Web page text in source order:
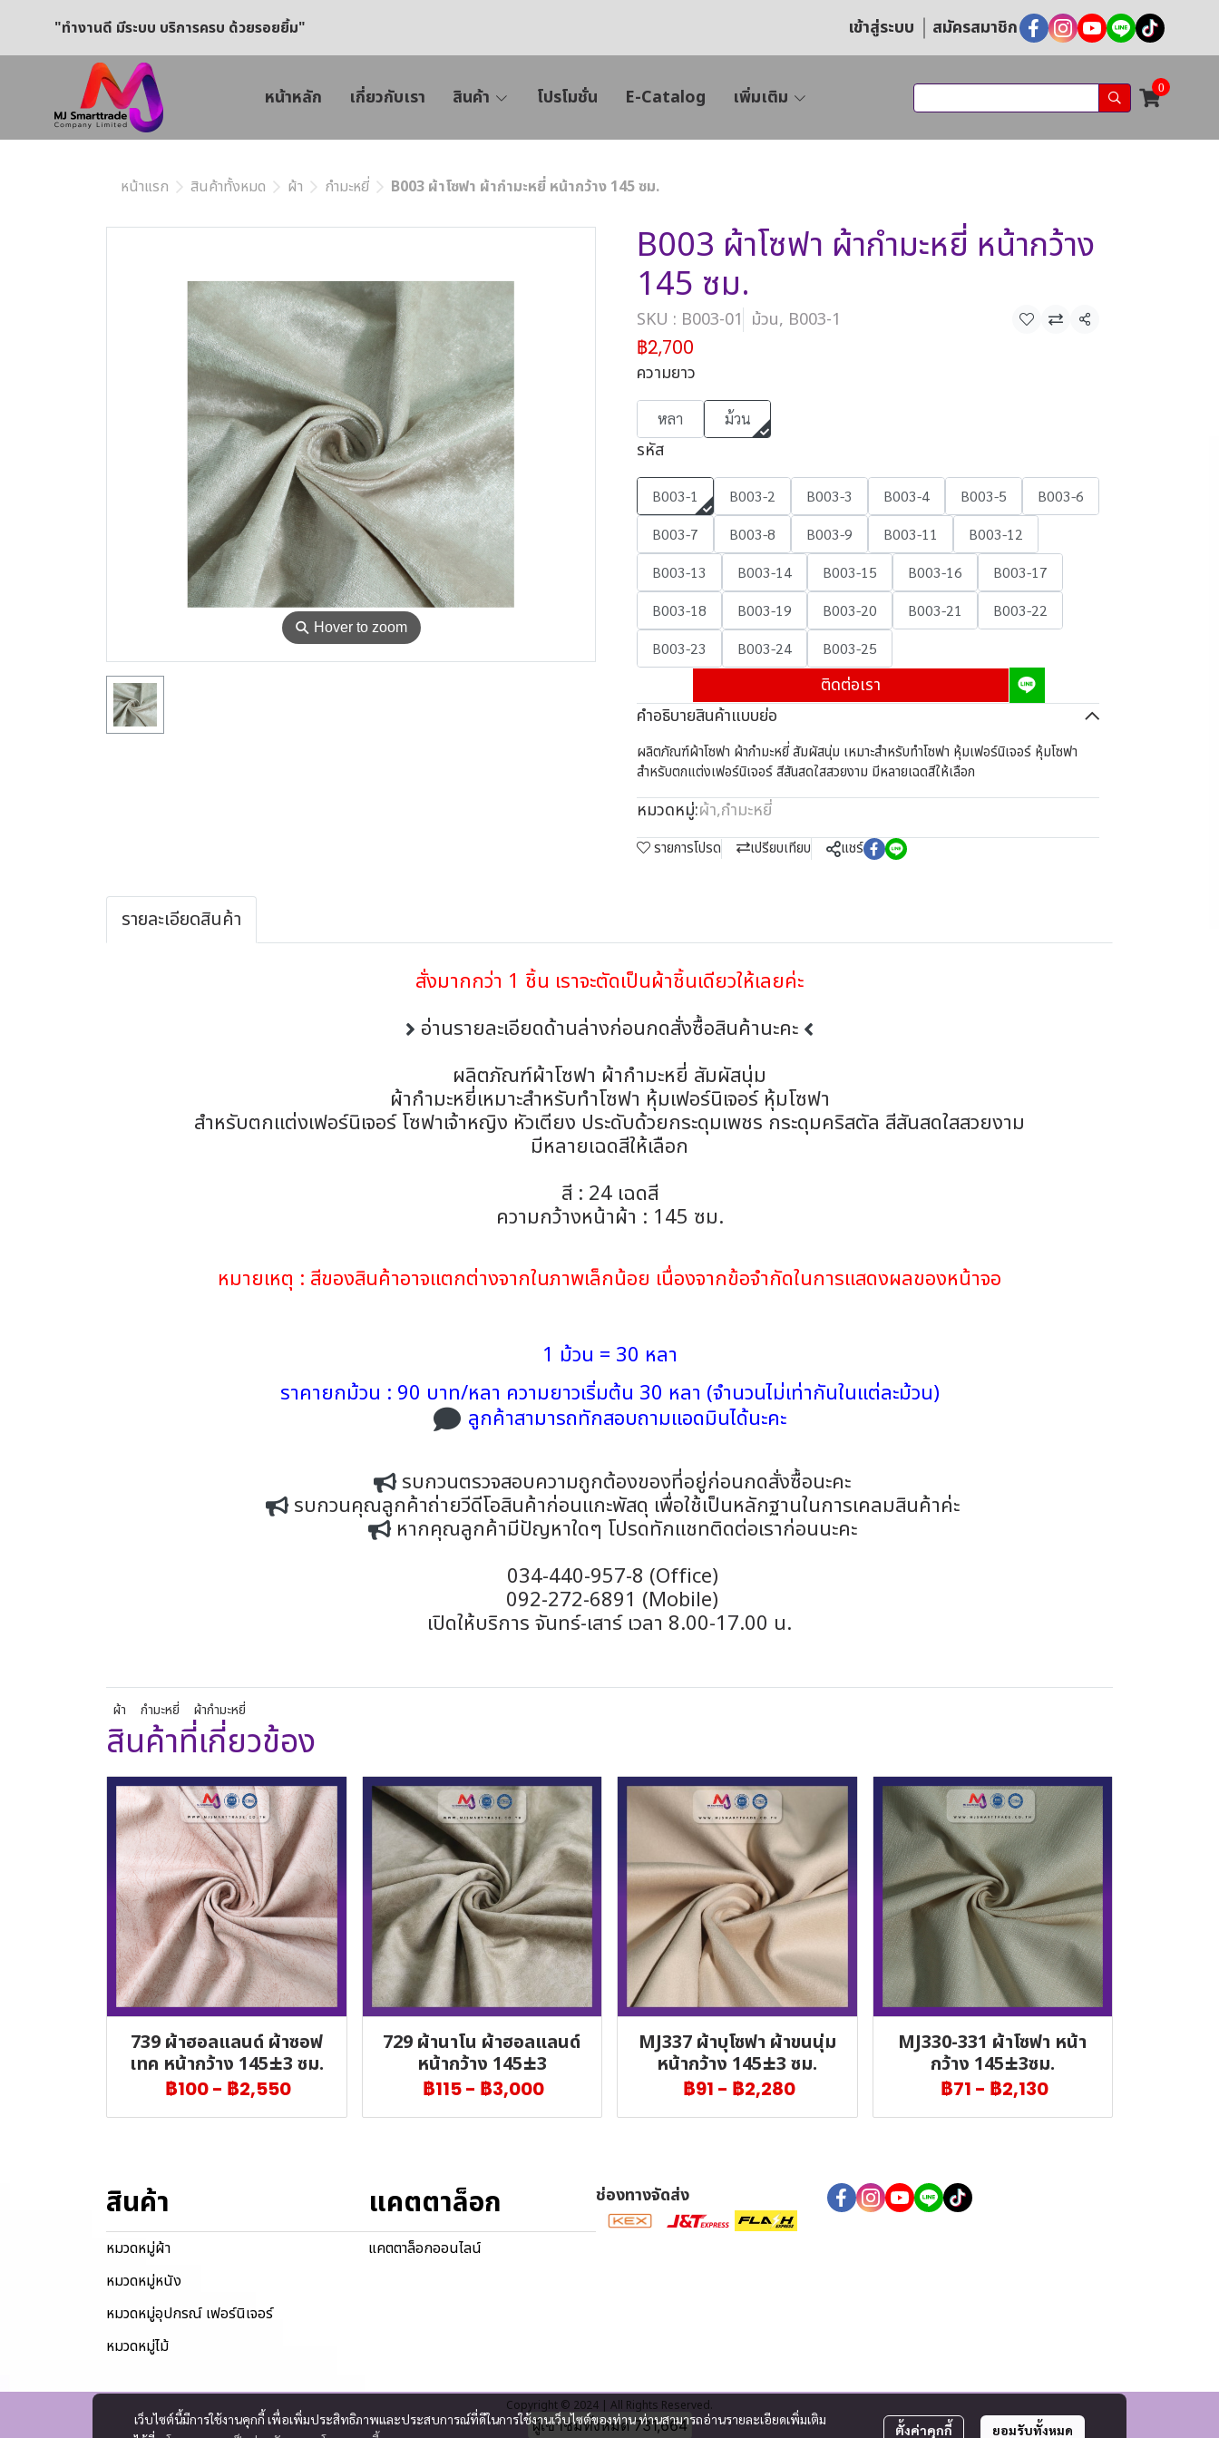
"ทำงานดี มีระบบ บริการครบ ด้วยรอยยิ้ม" เข้าสู่ระบบ สมัครสมาชิก
หน้าหลัก เกี่ยวกับเรา สินค้า โปรโมชั่น E-Catalog เพิ่มเติม 0
หน้าแรก สินค้าทั้งหมด ผ้า กำมะหยี่ B003 ผ้าโซฟา ผ้ากำมะหยี่ หน้ากว้าง 145 ซม.
⚲ Hover to zoom
B003 ผ้าโซฟา ผ้ากำมะหยี่ หน้ากว้าง
145 ซม.
SKU : B003-01 ม้วน, B003-1 แชร์
฿2,700
ความยาว
หลา ม้วน
รหัส
B003-1 B003-2 B003-3 B003-4 B003-5
B003-6
B003-7
B003-8 B003-9 B003-11
B003-12
B003-13
B003-14 B003-15 B003-16
B003-17
B003-18
B003-19 B003-20 B003-21
B003-22
B003-23
B003-24 B003-25
ติดต่อเรา
คำอธิบายสินค้าแบบย่อ
ผลิตภัณฑ์ผ้าโซฟา ผ้ากำมะหยี่ สัมผัสนุ่ม เหมาะสำหรับทำโซฟา หุ้มเฟอร์นิเจอร์ หุ้มโซฟา
สำหรับตกแต่งเฟอร์นิเจอร์ สีสันสดใสสวยงาม มีหลายเฉดสีให้เลือก
หมวดหมู่:ผ้า,กำมะหยี่
รายการโปรด เปรียบเทียบ แชร์
รายละเอียดสินค้า
สั่งมากกว่า 1 ชิ้น เราจะตัดเป็นผ้าชิ้นเดียวให้เลยค่ะ
อ่านรายละเอียดด้านล่างก่อนกดสั่งซื้อสินค้านะคะ
ผลิตภัณฑ์ผ้าโซฟา ผ้ากำมะหยี่ สัมผัสนุ่ม
ผ้ากำมะหยี่เหมาะสำหรับทำโซฟา หุ้มเฟอร์นิเจอร์ หุ้มโซฟา
สำหรับตกแต่งเฟอร์นิเจอร์ โซฟาเจ้าหญิง หัวเตียง ประดับด้วยกระดุมเพชร กระดุมคริสตัล สีสันสดใสสวยงาม
มีหลายเฉดสีให้เลือก
สี : 24 เฉดสี
ความกว้างหน้าผ้า : 145 ซม.
หมายเหตุ : สีของสินค้าอาจแตกต่างจากในภาพเล็กน้อย เนื่องจากข้อจำกัดในการแสดงผลของหน้าจอ
1 ม้วน = 30 หลา
ราคายกม้วน : 90 บาท/หลา ความยาวเริ่มต้น 30 หลา (จำนวนไม่เท่ากันในแต่ละม้วน)
ลูกค้าสามารถทักสอบถามแอดมินได้นะคะ
รบกวนตรวจสอบความถูกต้องของที่อยู่ก่อนกดสั่งซื้อนะคะ
รบกวนคุณลูกค้าถ่ายวีดีโอสินค้าก่อนแกะพัสดุ เพื่อใช้เป็นหลักฐานในการเคลมสินค้าค่ะ
หากคุณลูกค้ามีปัญหาใดๆ โปรดทักแชทติดต่อเราก่อนนะคะ
034-440-957-8 (Office)
092-272-6891 (Mobile)
เปิดให้บริการ จันทร์-เสาร์ เวลา 8.00-17.00 น.
ผ้า กำมะหยี่ ผ้ากำมะหยี่
สินค้าที่เกี่ยวข้อง
739 ผ้าฮอลแลนด์ ผ้าซอฟ
เทค หน้ากว้าง 145±3 ซม.
฿100- ฿2,550
729 ผ้านาโน ผ้าฮอลแลนด์
หน้ากว้าง 145±3
฿115- ฿3,000
MJ337 ผ้าบุโซฟา ผ้าขนนุ่ม
หน้ากว้าง 145±3 ซม.
฿91 - ฿2,280
MJ330-331 ผ้าโซฟา หน้า
กว้าง 145±3ซม.
฿71 - ฿2,130
เว็บไซต์นี้มีการใช้งานคุกกี้ เพื่อเพิ่มประสิทธิภาพและประสบการณ์ที่ดีในการใช้งานเว็บไซต์ของท่าน ท่านสามารถอ่านรายละเอียดเพิ่มเติม
ตั้งค่าคุกกี้ ยอมรับทั้งหมด
สินค้า
หมวดหมู่ผ้า
หมวดหมู่หนัง
หมวดหมู่อุปกรณ์ เฟอร์นิเจอร์
หมวดหมู่ไม้
แคตตาล็อก
แคตตาล็อกออนไลน์
ช่องทางจัดส่ง
Copyright © 2024 | All Rights Reserved.
ผู้เข้าชมวันนี้1,145